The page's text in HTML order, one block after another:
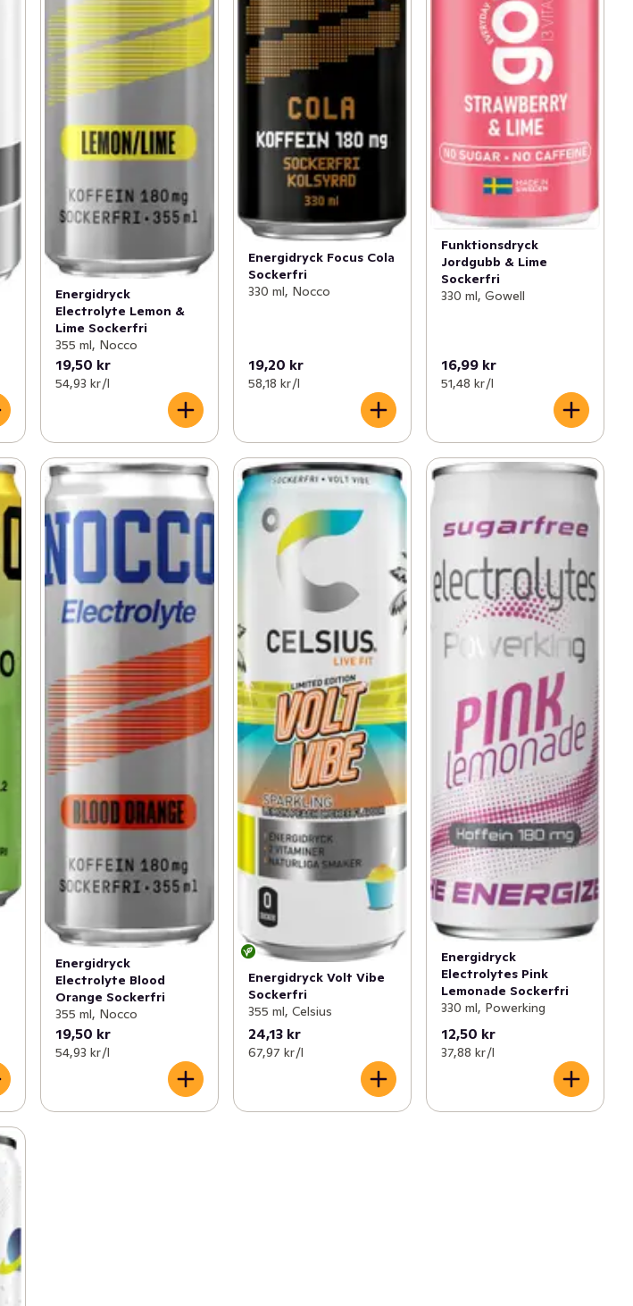
Energidryck
Electrolyte Lemon &
Lime Sockerfri
355 ml, Nocco
19,50 kr
54,93 kr /l
Energidryck Focus Cola
Sockerfri
330 ml, Nocco
19,20 kr
58,18 kr /l
Funktionsdryck
Jordgubb & Lime
Sockerfri
330 ml, Gowell
16,99 kr
51,48 kr /l
Energidryck
Electrolyte Blood
Orange Sockerfri
355 ml, Nocco
19,50 kr
54,93 kr /l
Energidryck Volt Vibe
Sockerfri
355 ml, Celsius
24,13 kr
67,97 kr /l
Energidryck
Electrolytes Pink
Lemonade Sockerfri
330 ml, Powerking
12,50 kr
37,88 kr /l